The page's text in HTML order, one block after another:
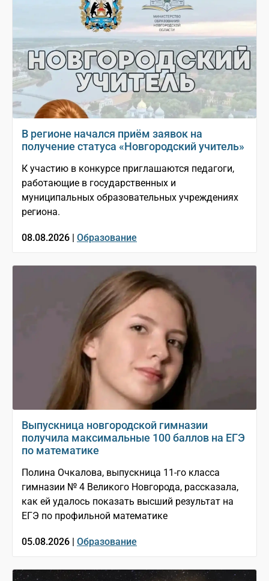
В регионе начался приём заявок на
получение статуса «Новгородский учитель»
К участию в конкурсе приглашаются педагоги,
работающие в государственных и
муниципальных образовательных учреждениях
региона.
08.08.2026 | Образование
Выпускница новгородской гимназии
получила максимальные 100 баллов на ЕГЭ
по математике
Полина Очкалова, выпускница 11-го класса
гимназии № 4 Великого Новгорода, рассказала,
как ей удалось показать высший результат на
ЕГЭ по профильной математике
05.08.2026 | Образование